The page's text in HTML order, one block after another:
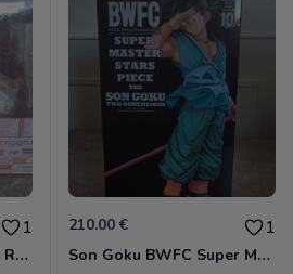
1
Evanthe Lazy Afternoon Red Pride of Eden
210.00 € 1
Son Goku BWFC Super Master Stars